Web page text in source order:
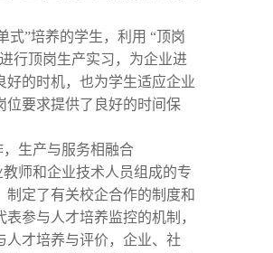
式”培养的学生，利用 “顶岗
行顶岗生产实习，为企业进
好的时机，也为学生适应企业
位要求提供了良好的时间保
，生产与服务相融合
师和企业技术人员组成的专
制定了有关校企合作的制度和
参与人才培养监控的机制，
人才培养与评价，企业、社